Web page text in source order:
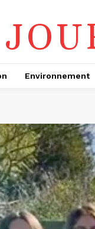
Environnement